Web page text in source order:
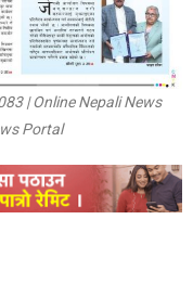
| Online Nepali News
Portal